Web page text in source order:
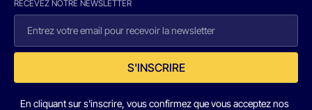
RECEVEZ NOTRE NEWSLETTER
S'INSCRIRE
En cliquant sur s'inscrire, vous confirmez que vous acceptez nos